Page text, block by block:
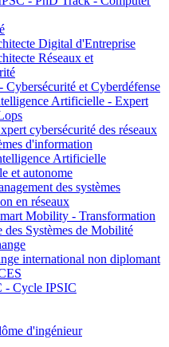
Digital d'Entreprise
Réseaux et
et Cyberdéfense
Artificielle - Expert
cybersécurité des réseaux
d'information
Artificielle
et autonome
des systèmes
en réseaux
Mobility - Transformation
des Systèmes de Mobilité
international non diplomant
- Cycle IPSIC
d'ingénieur